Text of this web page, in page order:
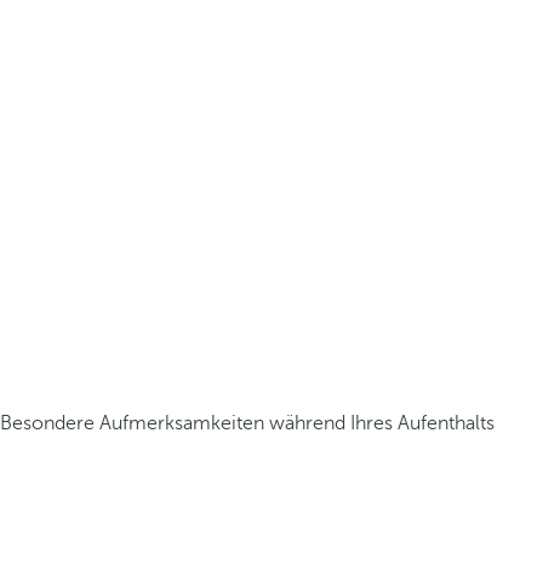
Besondere Aufmerksamkeiten während Ihres Aufenthalts